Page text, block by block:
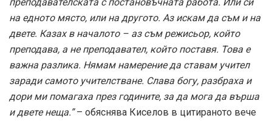
на едното място, или на другото. Аз искам да съм и на
двете. Казах в началото – аз съм режисьор, който
преподава, а не преподавател, който поставя. Това е
важна разлика. Нямам намерение да ставам учител
заради самото учителстване. Слава богу, разбраха и
дори ми помагаха през годините, за да мога да върша
и двете неща.”– обяснява Киселов в цитираното вече